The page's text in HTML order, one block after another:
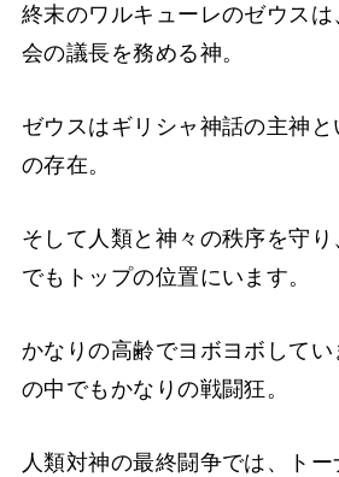
終末のワルキューレのゼウス
会の議長を務める神。
ゼウスはギリシャ神話の主神
の存在。
そして人類と神々の秩序を守
でもトップの位置にいます。
かなりの高齢でヨボヨボしてい
の中でもかなりの戦闘狂。
人類対神の最終闘争では、ト